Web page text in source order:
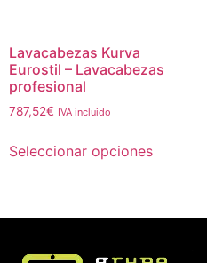
Lavacabezas Kurva
Eurostil – Lavacabezas
profesional
787,52€ IVA incluido
Seleccionar opciones